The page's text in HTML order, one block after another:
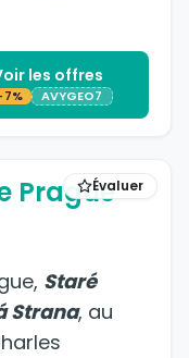
les offres
AVYGEO7
Évaluer
Prague
Staré
Strana, au